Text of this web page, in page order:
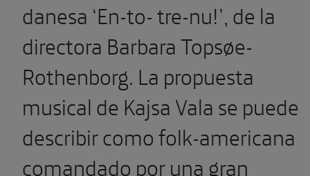
danesa ‘En-to- tre-nu!’, de la
directora Barbara Topsøe-
Rothenborg. La propuesta
musical de Kajsa Vala se puede
describir como folk-americana
comandado por una gran